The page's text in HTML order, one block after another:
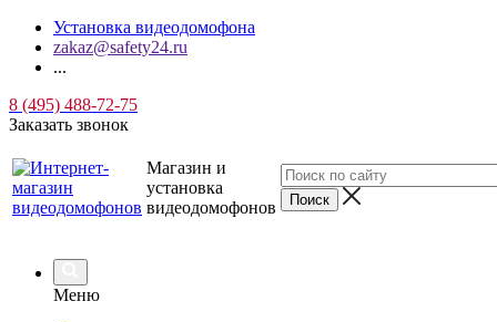
Установка видеодомофона
zakaz@safety24.ru
...
8 (495) 488-72-75
Заказать звонок
Магазин и
установка
видеодомофонов
Меню